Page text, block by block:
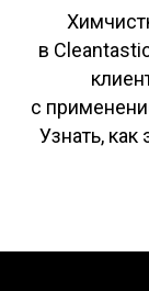
в
с
Узнать,